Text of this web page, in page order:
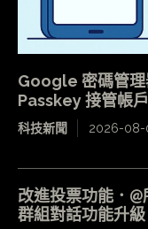
Google 密碼管
Passkey 接管帳戶
科技新聞 2026-08-
改進投票功能．
群組對話功能升級